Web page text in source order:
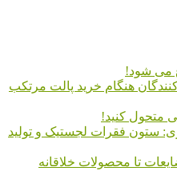
می شود!
هنگام خرید پالت مرتکب
متحول کنید!
ستون فقرات لجستیک و تولید
تا محصولات خلاقانه